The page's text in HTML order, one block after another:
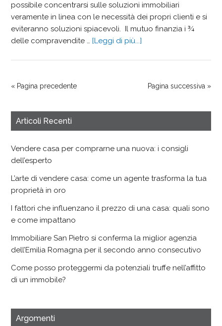
possibile concentrarsi sulle soluzioni immobiliari
veramente in linea con le necessità dei propri clienti e si
eviteranno soluzioni spiacevoli. Il mutuo finanzia i ¾
delle compravendite …[Leggi di più...]
« Pagina precedente Pagina successiva »
Articoli Recenti
Vendere casa per comprarne una nuova: i consigli
dell’esperto
L’arte di vendere casa: come un agente trasforma la tua
proprietà in oro
I fattori che influenzano il prezzo di una casa: quali sono
e come impattano
Immobiliare San Pietro si conferma la miglior agenzia
dell’Emilia Romagna per il secondo anno consecutivo
Come posso proteggermi da potenziali truffe nell’affitto
di un immobile?
Argomenti